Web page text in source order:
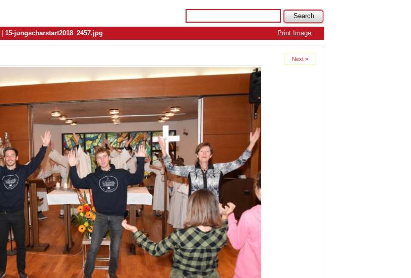
Print Image
15-jungscharstart2018_2457.jpg
Next »